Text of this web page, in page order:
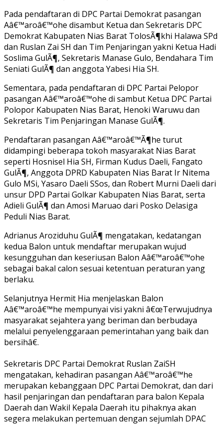
Pada pendaftaran di DPC Partai Demokrat pasangan
Aâ€™aroâ€™ohe disambut Ketua dan Sekretaris DPC
Demokrat Kabupaten Nias Barat TolosÃ¶khi Halawa SPd
dan Ruslan Zai SH dan Tim Penjaringan yakni Ketua Hadi
Soslima GulÃ¶, Sekretaris Manase Gulo, Bendahara Tim
Seniati GulÃ¶ dan anggota Yabesi Hia SH.
Sementara, pada pendaftaran di DPC Partai Pelopor
pasangan Aâ€™aroâ€™ohe di sambut Ketua DPC Partai
Polopor Kabupaten Nias Barat, Henoki Waruwu dan
Sekretaris Tim Penjaringan Manase GulÃ¶.
Pendaftaran pasangan Aâ€™aroâ€™Ã¶he turut
didampingi beberapa tokoh masyarakat Nias Barat
seperti Hosnisel Hia SH, Firman Kudus Daeli, Fangato
GulÃ¶, Anggota DPRD Kabupaten Nias Barat Ir Nitema
Gulo MSi, Yasaro Daeli SSos, dan Robert Murni Daeli dari
unsur DPD Partai Golkar Kabupaten Nias Barat, serta
Adieli GulÃ¶ dan Amosi Maruao dari Posko Delasiga
Peduli Nias Barat.
Adrianus Aroziduhu GulÃ¶ mengatakan, kedatangan
kedua Balon untuk mendaftar merupakan wujud
kesungguhan dan keseriusan Balon Aâ€™aroâ€™ohe
sebagai bakal calon sesuai ketentuan peraturan yang
berlaku.
Selanjutnya Hermit Hia menjelaskan Balon
Aâ€™aroâ€™he mempunyai visi yakni â€œTerwujudnya
masyarakat sejahtera yang beriman dan berbudaya
melalui penyelenggaraan pemerintahan yang baik dan
bersihâ€.
Sekretaris DPC Partai Demokrat Ruslan ZaiSH
mengatakan, kehadiran pasangan Aâ€™aroâ€™he
merupakan kebanggaan DPC Partai Demokrat, dan dari
hasil penjaringan dan pendaftaran para balon Kepala
Daerah dan Wakil Kepala Daerah itu pihaknya akan
segera melakukan pertemuan dengan sejumlah DPAC